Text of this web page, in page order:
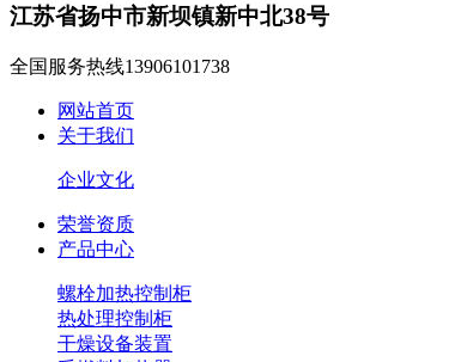
江苏省扬中市新坝镇新中北38号
全国服务热线13906101738
网站首页
关于我们
企业文化
荣誉资质
产品中心
螺栓加热控制柜
热处理控制柜
干燥设备装置